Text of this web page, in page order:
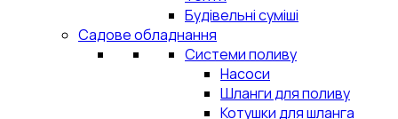
Будівельні суміші
Садове обладнання
Системи поливу
Насоси
Шланги для поливу
Котушки для шланга